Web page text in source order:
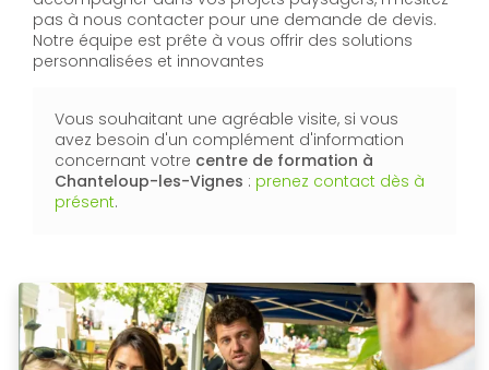
pas à nous contacter pour une demande de devis.
Notre équipe est prête à vous offrir des solutions
personnalisées et innovantes
Vous souhaitant une agréable visite, si vous
avez besoin d'un complément d'information
concernant votre centre de formation à
Chanteloup-les-Vignes : prenez contact dès à
présent.